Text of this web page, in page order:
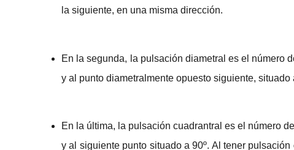
la siguiente, en una misma dirección.
En la segunda, la pulsación diametral es el número
y al punto diametralmente opuesto siguiente,
En la última, la pulsación cuadrantral es el número
y al siguiente punto situado a 90º. Al tener